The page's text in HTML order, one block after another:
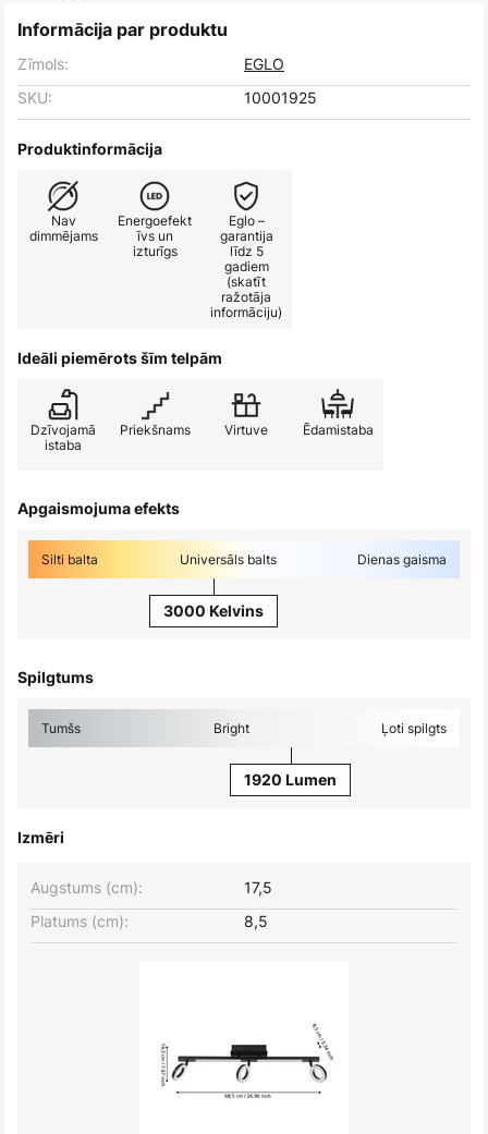
Informācija par produktu
Zīmols:
EGLO
SKU:
10001925
Produktinformācija
Nav
dimmējams
Energoefekt
īvs un
izturīgs
Eglo –
garantija
līdz 5
gadiem
(skatīt
ražotāja
informāciju)
Ideāli piemērots šīm telpām
Dzīvojamā
istaba
Priekšnams Virtuve Ēdamistaba
Apgaismojuma efekts
Silti balta Universāls balts Dienas gaisma
3000 Kelvins
Spilgtums
Tumšs Bright Ļoti spilgts
1920 Lumen
Izmēri
Platums (cm): 8,5
Augstums (cm): 17,5